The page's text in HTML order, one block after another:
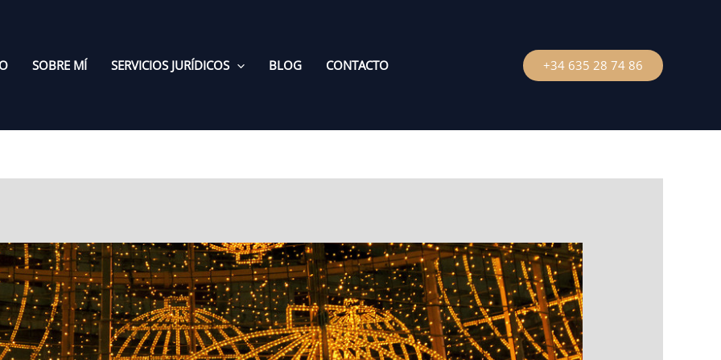
SOBRE MÍ SERVICIOS JURÍDICOS BLOG CONTACTO +34 635 28 74 86